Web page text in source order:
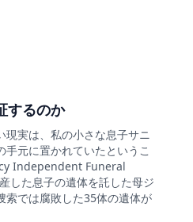
するのか
現実は、私の小さな息子サニ
元に置かれていたというこ
Independent Funeral
した息子の遺体を託した母ジ
索では腐敗した35体の遺体が